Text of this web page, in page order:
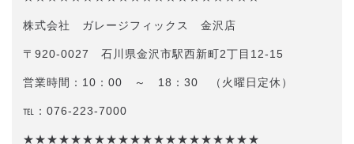
株式会社 ガレージフィックス 金沢店
〒920-0027 石川県金沢市駅西新町2丁目12-15
営業時間：10：00 ～ 18：30 （火曜日定休）
℡：076-223-7000
★★★★★★★★★★★★★★★★★★★★